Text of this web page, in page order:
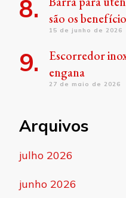
são os
15 de junho de 2026
Escorredor
engana
27 de maio de 2026
Arquivos
julho 2026
junho 2026